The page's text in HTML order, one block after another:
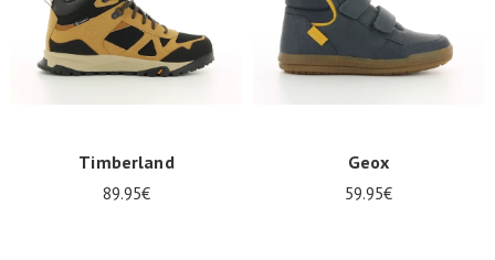
Timberland
89.95€
Geox
59.95€